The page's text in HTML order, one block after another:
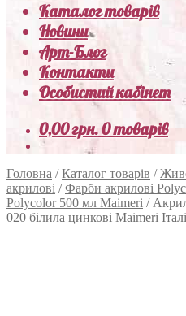
Каталог товарів
Новини
Арт-Блог
Контакти
Особистий кабінет
0,00грн.0 товарів
Головна /Каталог товарів /
акрилові /Фарби акрилові
Polycolor 500 мл Maimeri /
020 білила цинкові Maimeri